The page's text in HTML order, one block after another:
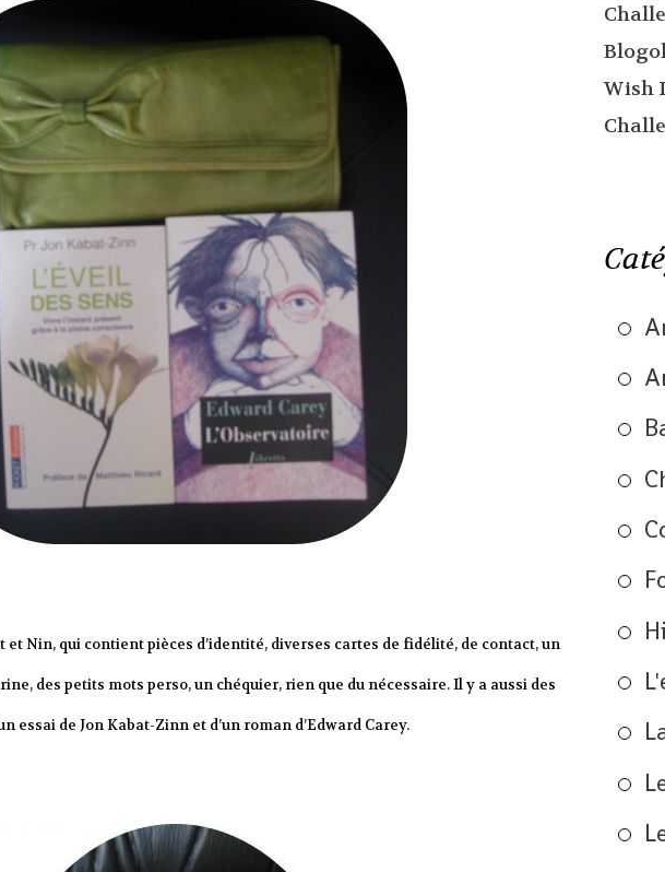
et Nin, qui contient pièces d’identité, diverses cartes de fidélité, de contact, un
des petits mots perso, un chéquier, rien que du nécessaire. Il y a aussi des
essai de Jon Kabat-Zinn et d’un roman d’Edward Carey.
Wish